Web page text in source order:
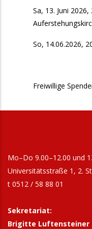
Sa, 13. Juni
So, 14.06.2026,
Freiwillige
Mo–Do 9.00–12.00 und
Universitätsstraße 1, 2.
t 0512 / 58 88 01
Sekretariat:
Brigitte Luftensteiner